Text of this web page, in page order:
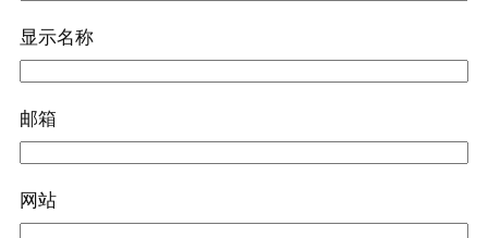
显示名称
邮箱
网站